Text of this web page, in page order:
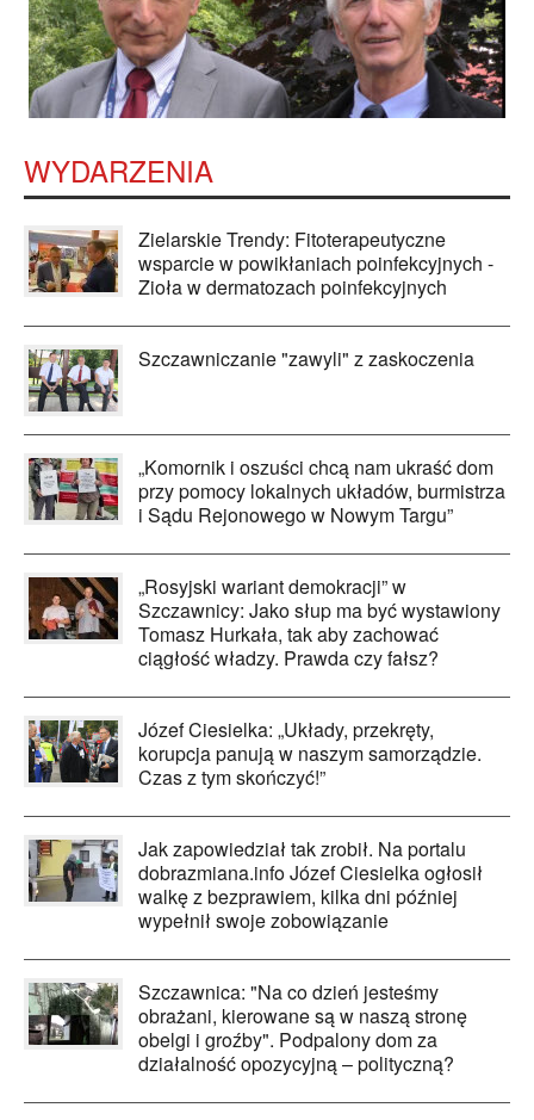
WYDARZENIA
Zielarskie Trendy: Fitoterapeutyczne
wsparcie w powikłaniach poinfekcyjnych -
Zioła w dermatozach poinfekcyjnych
Szczawniczanie "zawyli" z zaskoczenia
„Komornik i oszuści chcą nam ukraść dom
przy pomocy lokalnych układów, burmistrza
i Sądu Rejonowego w Nowym Targu”
„Rosyjski wariant demokracji” w
Szczawnicy: Jako słup ma być wystawiony
Tomasz Hurkała, tak aby zachować
ciągłość władzy. Prawda czy fałsz?
Józef Ciesielka: „Układy, przekręty,
korupcja panują w naszym samorządzie.
Czas z tym skończyć!”
Jak zapowiedział tak zrobił. Na portalu
dobrazmiana.info Józef Ciesielka ogłosił
walkę z bezprawiem, kilka dni później
wypełnił swoje zobowiązanie
Szczawnica: "Na co dzień jesteśmy
obrażani, kierowane są w naszą stronę
obelgi i groźby". Podpalony dom za
działalność opozycyjną – polityczną?